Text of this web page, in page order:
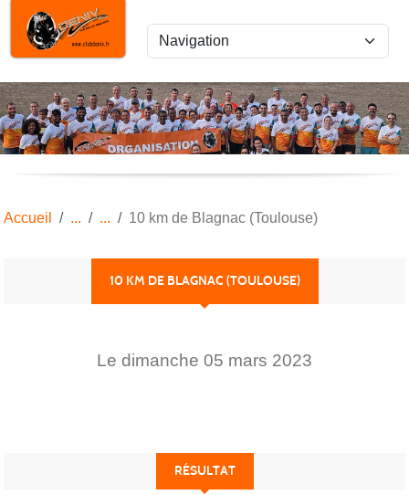
Accueil 10 km de Blagnac (Toulouse)
10 KM DE BLAGNAC (TOULOUSE)
Le dimanche 05 mars 2023
RÉSULTAT
Panneau de gestion des cookies